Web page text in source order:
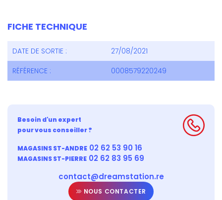
FICHE TECHNIQUE
DATE DE SORTIE :
27/08/2021
RÉFÉRENCE :
0008579220249
Besoin d'un expert
pour vous conseiller ?
MAGASINS ST-ANDRE 02 62 53 90 16
MAGASINS ST-PIERRE 02 62 83 95 69
contact@dreamstation.re
NOUS CONTACTER